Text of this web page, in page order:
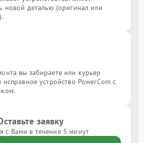
новой деталью (оригинал или
вы забираете или курьер
устройство PowerCom с
заявку
с Вами в течение 5 минут